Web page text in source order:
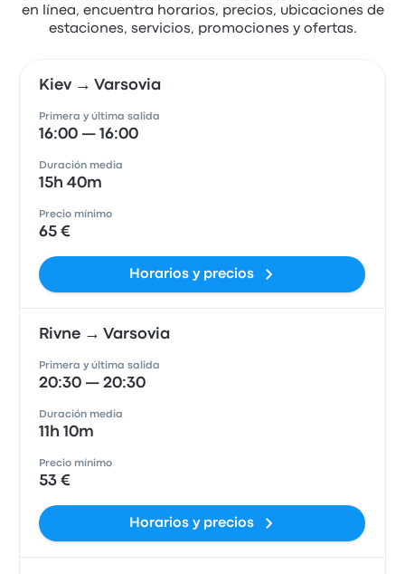
en línea, encuentra horarios, precios, ubicaciones de
estaciones, servicios, promociones y ofertas.
Kiev → Varsovia
Primera y última salida
16:00 — 16:00
Duración media
15h 40m
Precio mínimo
65 €
Horarios y precios
Rivne → Varsovia
Primera y última salida
20:30 — 20:30
Duración media
11h 10m
Precio mínimo
53 €
Horarios y precios